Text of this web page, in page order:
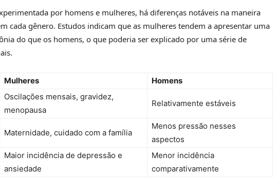
por homens e mulheres, há diferenças notáveis na maneira
cada gênero. Estudos indicam que as mulheres tendem a apresentar uma
do que os homens, o que poderia ser explicado por uma série de
Mulheres Homens
Oscilações mensais, gravidez,
menopausa
Relativamente estáveis
Maternidade, cuidado com a família
Menos pressão nesses
aspectos
Maior incidência de depressão e
ansiedade
Menor incidência
comparativamente